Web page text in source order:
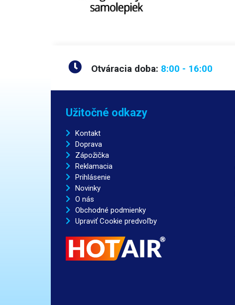
Otváracia doba: 8:00 - 16:00
Užitočné odkazy
Kontakt
Doprava
Zápožička
Reklamacia
Prihlásenie
Novinky
O nás
Obchodné podmienky
Upraviť Cookie predvoľby